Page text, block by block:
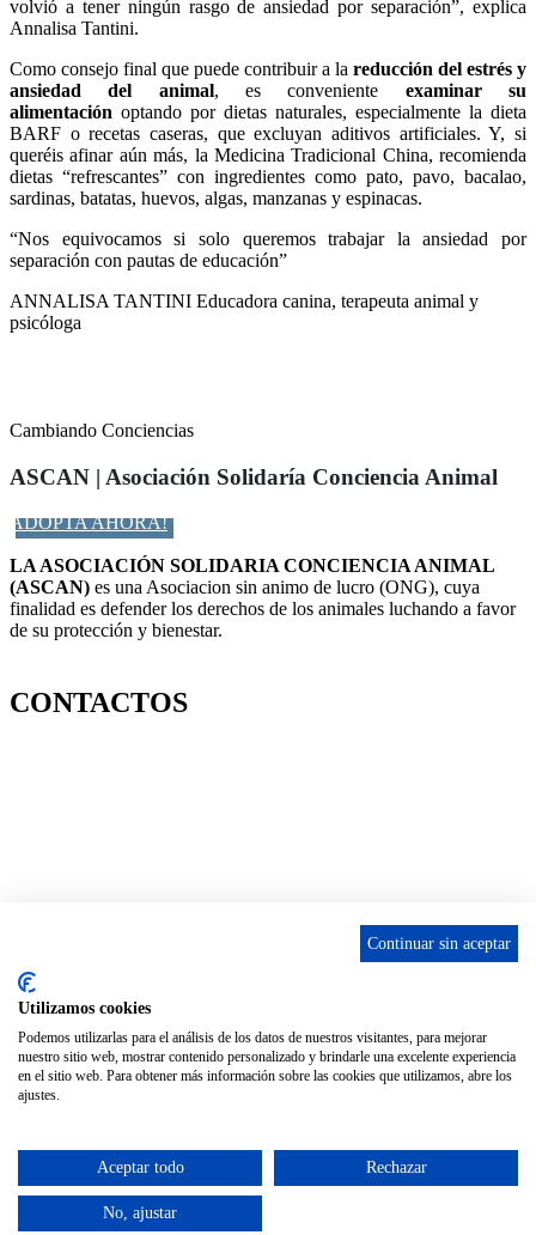
volvió a tener ningún rasgo de ansiedad por separación”, explica
Annalisa Tantini.
Como consejo final que puede contribuir a la reducción del estrés y
ansiedad del animal, es conveniente examinar su
alimentación optando por dietas naturales, especialmente la dieta
BARF o recetas caseras, que excluyan aditivos artificiales. Y, si
queréis afinar aún más, la Medicina Tradicional China, recomienda
dietas “refrescantes” con ingredientes como pato, pavo, bacalao,
sardinas, batatas, huevos, algas, manzanas y espinacas.
“Nos equivocamos si solo queremos trabajar la ansiedad por
separación con pautas de educación”
ANNALISA TANTINI Educadora canina, terapeuta animal y
psicóloga
Cambiando Conciencias
ASCAN | Asociación Solidaría Conciencia Animal
ADOPTA AHORA!
LA ASOCIACIÓN SOLIDARIA CONCIENCIA ANIMAL
(ASCAN) es una Asociacion sin animo de lucro (ONG), cuya
finalidad es defender los derechos de los animales luchando a favor
de su protección y bienestar.
CONTACTOS
INSTAGRAM
ENLACES
Política de Privacidad
Aviso Legal
ASCAN. © 2022. Todos los derechos reservados. Desarrollado
Continuar sin aceptar
Utilizamos cookies
Podemos utilizarlas para el análisis de los datos de nuestros visitantes, para mejorar
nuestro sitio web, mostrar contenido personalizado y brindarle una excelente experiencia
en el sitio web. Para obtener más información sobre las cookies que utilizamos, abre los
ajustes.
Aceptar todo Rechazar
No, ajustar